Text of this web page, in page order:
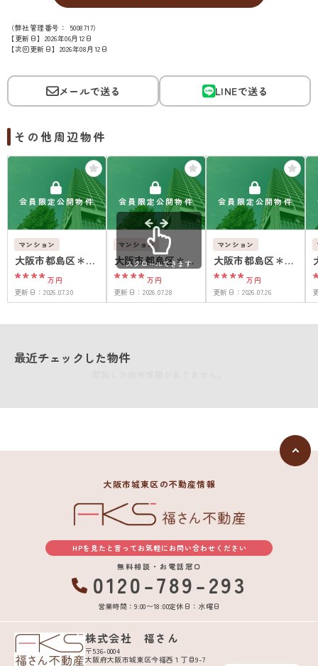
（弊社管理番号： 5008717）
【更新日】2026年06月12日
【次回更新日】2026年08月12日
メールで送る LINEで送る
その他周辺物件
会員限定公開物件
マンション
大阪市都島区＊＊
＊＊
**** 万円
更新日：2026.07.30
会員限定公開物件
マンション
大阪市都島区＊＊
＊＊
**** 万円
更新日：2026.07.28
会員限定公開物件
マンション
大阪市都島区＊＊
＊＊
**** 万円
更新日：2026.07.26
スクロールできます
最近チェックした物件
大阪市城東区の不動産情報
HPを見たと言ってお気軽にお問い合わせください
無料相談・お電話窓口
0120-789-293
営業時間：9:00〜18:00定休日：水曜日
株式会社 福さん
〒536-0004
大阪府大阪市城東区今福西１丁目9-7